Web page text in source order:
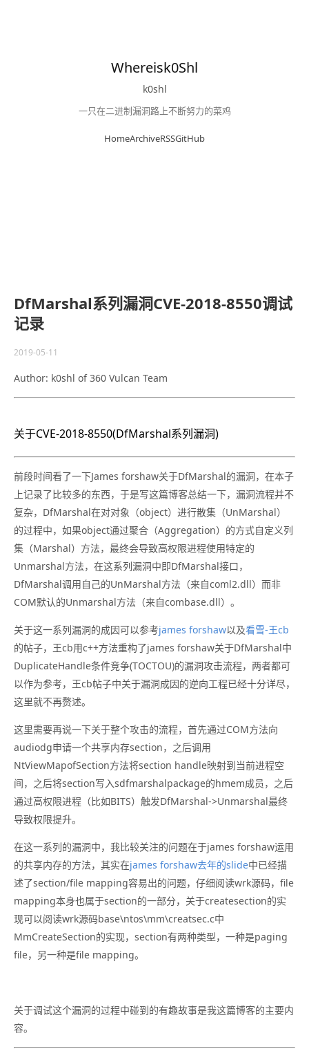
Whereisk0Shl
k0shl
一只在二进制漏洞路上不断努力的菜鸡
HomeArchiveRSSGitHub
DfMarshal系列漏洞CVE-2018-8550调试
记录
2019-05-11
Author: k0shl of 360 Vulcan Team
关于CVE-2018-8550(DfMarshal系列漏洞)
前段时间看了一下James forshaw关于DfMarshal的漏洞，在本子
上记录了比较多的东西，于是写这篇博客总结一下，漏洞流程并不
复杂，DfMarshal在对对象（object）进行散集（UnMarshal）
的过程中，如果object通过聚合（Aggregation）的方式自定义列
集（Marshal）方法，最终会导致高权限进程使用特定的
Unmarshal方法，在这系列漏洞中即DfMarshal接口，
DfMarshal调用自己的UnMarshal方法（来自coml2.dll）而非
COM默认的Unmarshal方法（来自combase.dll）。
关于这一系列漏洞的成因可以参考james forshaw以及看雪-王cb
的帖子，王cb用c++方法重构了james forshaw关于DfMarshal中
DuplicateHandle条件竞争(TOCTOU)的漏洞攻击流程，两者都可
以作为参考，王cb帖子中关于漏洞成因的逆向工程已经十分详尽，
这里就不再赘述。
这里需要再说一下关于整个攻击的流程，首先通过COM方法向
audiodg申请一个共享内存section，之后调用
NtViewMapofSection方法将section handle映射到当前进程空
间，之后将section写入sdfmarshalpackage的hmem成员，之后
通过高权限进程（比如BITS）触发DfMarshal->Unmarshal最终
导致权限提升。
在这一系列的漏洞中，我比较关注的问题在于james forshaw运用
的共享内存的方法，其实在james forshaw去年的slide中已经描
述了section/file mapping容易出的问题，仔细阅读wrk源码，file
mapping本身也属于section的一部分，关于createsection的实
现可以阅读wrk源码base\ntos\mm\creatsec.c中
MmCreateSection的实现，section有两种类型，一种是paging
file，另一种是file mapping。
关于调试这个漏洞的过程中碰到的有趣故事是我这篇博客的主要内
容。